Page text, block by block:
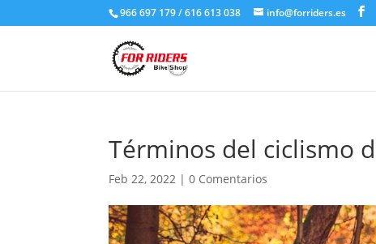
966 697 179 / 616 613 038 info@forriders.es
Términos del ciclismo
Feb 22, 2022 |0 Comentarios